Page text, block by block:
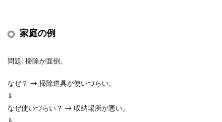
家庭の例
問題: 掃除が面倒。
なぜ？ → 掃除道具が使いづらい。
⇓
なぜ使いづらい？ → 収納場所が悪い。